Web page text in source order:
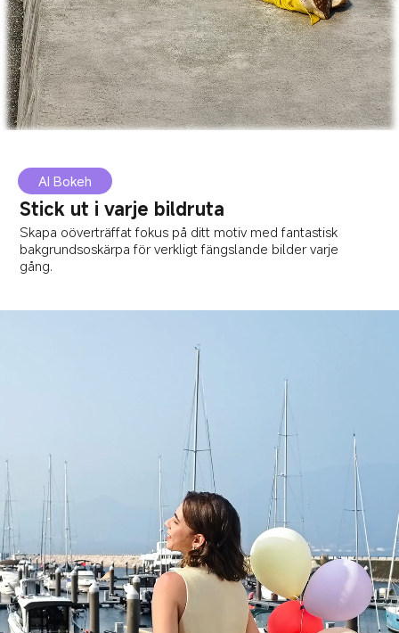
AI Bokeh
Stick ut i varje bildruta
Skapa oöverträffat fokus på ditt motiv med fantastisk
bakgrundsoskärpa för verkligt fängslande bilder varje
gång.